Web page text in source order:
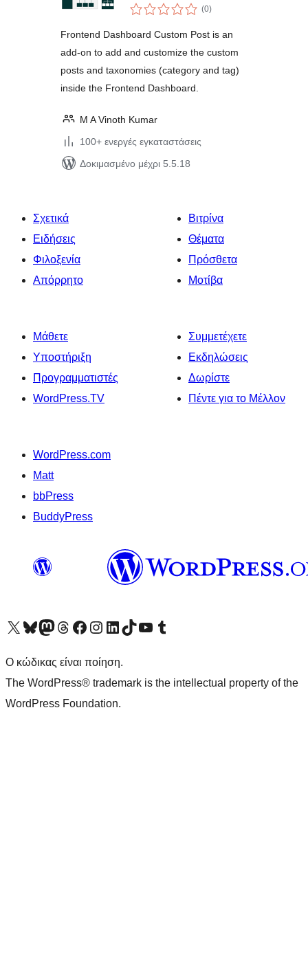
Taxonomies
(0αξιολογήσεις
σύνολο
)
Frontend Dashboard Custom Post is an
add-on to add and customize the custom
posts and taxonomies (category and tag)
inside the Frontend Dashboard.
M A Vinoth Kumar
100+ ενεργές εγκαταστάσεις
Δοκιμασμένο μέχρι 5.5.18
Σχετικά
Ειδήσεις
Φιλοξενία
Απόρρητο
Βιτρίνα
Θέματα
Πρόσθετα
Μοτίβα
Μάθετε
Υποστήριξη
Προγραμματιστές
WordPress.TV
Συμμετέχετε
Εκδηλώσεις
Δωρίστε
Πέντε για το Μέλλον
WordPress.com
Matt
bbPress
BuddyPress
Visit our X (formerly Twitter) account
Visit our Bluesky account
Επισκεφθείτε τον λογαριασμό μας στο Mastodon
Visit our Threads account
Επισκεφτείτε τη σελίδα μας στο Facebook
Επισκεφθείτε τον λογαριασμό μας Instagram
Επισκεφθείτε τον λογαριασμό μας LinkedIn
Visit our TikTok account
Visit our YouTube channel
Visit our Tumblr account
Ο κώδικας είναι ποίηση.
The WordPress® trademark is the intellectual property of the
WordPress Foundation.